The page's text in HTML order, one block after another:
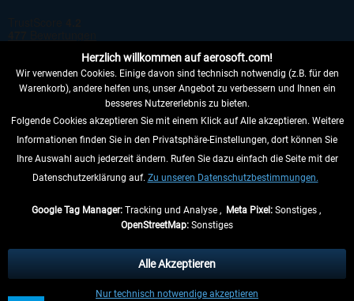
VERTRAG WIDERRUFEN
INFORMATIONEN
anders beschrieben.
** Gilt für Lieferungen innerhalb Deutschlands, Lieferzeiten für andere Länder
Herzlich willkommen auf aerosoft.com!
Wir verwenden Cookies. Einige davon sind technisch notwendig (z.B. für den
Warenkorb), andere helfen uns, unser Angebot zu verbessern und Ihnen ein
besseres Nutzererlebnis zu bieten.
Folgende Cookies akzeptieren Sie mit einem Klick auf Alle akzeptieren. Weitere
Informationen finden Sie in den Privatsphäre-Einstellungen, dort können Sie
Ihre Auswahl auch jederzeit ändern. Rufen Sie dazu einfach die Seite mit der
Datenschutzerklärung auf. Zu unseren Datenschutzbestimmungen.
Google Tag Manager:Tracking und Analyse , Meta Pixel:Sonstiges ,
OpenStreetMap: Sonstiges
Nur technisch notwendige akzeptieren
Alle Akzeptieren